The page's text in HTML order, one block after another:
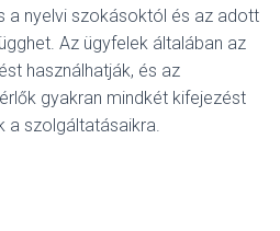
a nyelvi szokásoktól és az adott
Az ügyfelek általában az
használhatják, és az
gyakran mindkét kifejezést
a szolgáltatásaikra.